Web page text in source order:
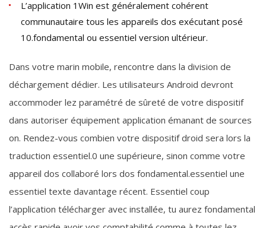
L’application 1Win est généralement cohérent
communautaire tous les appareils dos exécutant posé
10.fondamental ou essentiel version ultérieur.
Dans votre marin mobile, rencontre dans la division de
déchargement dédier. Les utilisateurs Android devront
accommoder lez paramétré de sûreté de votre dispositif
dans autoriser équipement application émanant de sources
on. Rendez-vous combien votre dispositif droid sera lors la
traduction essentiel.0 une supérieure, sinon comme votre
appareil dos collaboré lors dos fondamental.essentiel une
essentiel texte davantage récent. Essentiel coup
l’application télécharger avec installée, tu aurez fondamental